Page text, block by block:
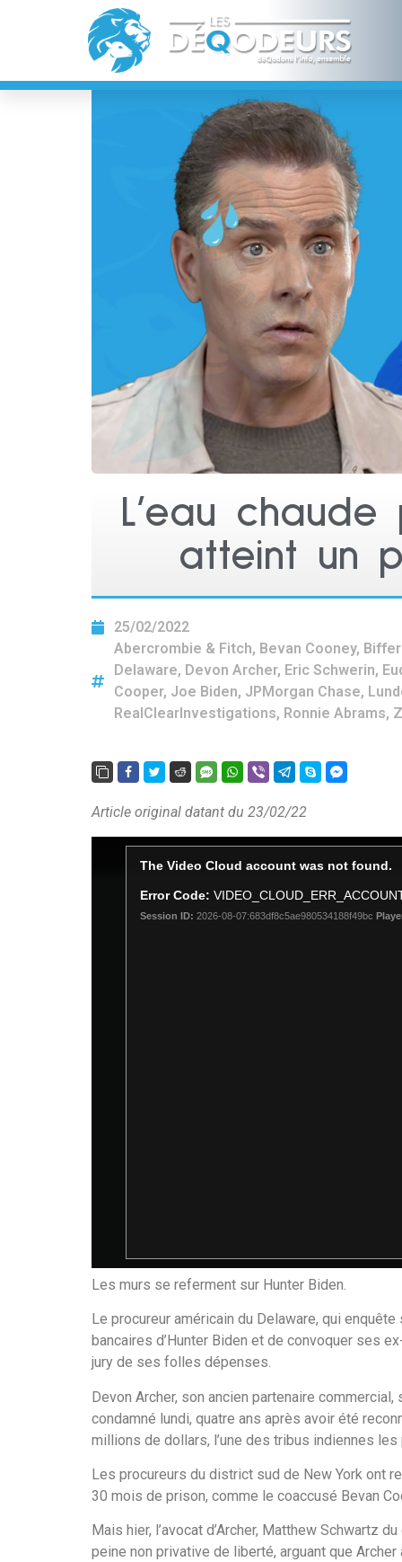
L’eau
atteint un
25/02/2022
Abercrombie & Fitch, Bevan Cooney,
Delaware, Devon Archer, Eric Schwerin,
Cooper, Joe Biden, JPMorgan Chase,
RealClearInvestigations, Ronnie Abrams,
Article original datant du 23/02/22
Les murs se referment sur Hunter Biden.
Le procureur américain du Delaware, qui
bancaires d’Hunter Biden et de convoquer ses
jury de ses folles dépenses.
Devon Archer, son ancien partenaire
condamné lundi, quatre ans après avoir été
millions de dollars, l’une des tribus indiennes les
Les procureurs du district sud de New York ont
30 mois de prison, comme le coaccusé Bevan
Mais hier, l’avocat d’Archer, Matthew Schwartz
peine non privative de liberté, arguant que